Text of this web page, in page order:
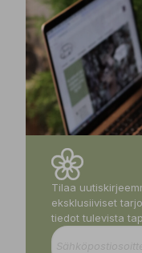
Tilaa
eksklusiiviset
tiedot tulevista